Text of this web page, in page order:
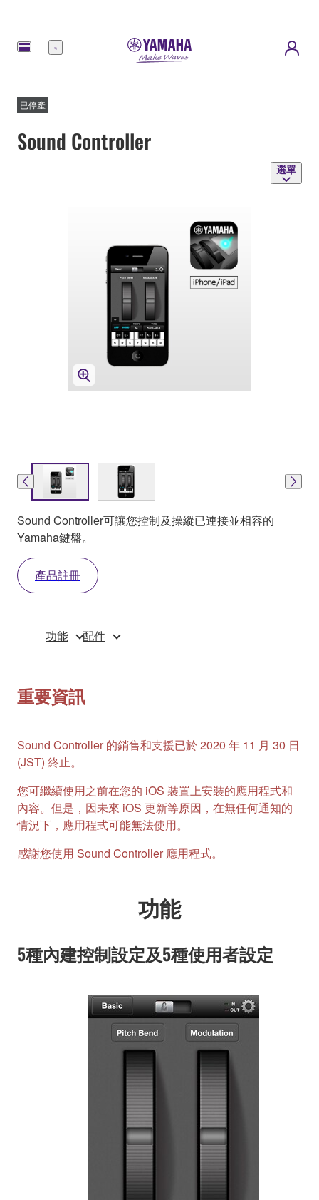
選
已停產
Sound Controller
選單
Sound Controller可讓您控制及操縱已連接並相容的
Yamaha鍵盤。
產品註冊
功能 配件
重要資訊
Sound Controller 的銷售和支援已於 2020 年 11 月 30 日
(JST) 終止。
您可繼續使用之前在您的 iOS 裝置上安裝的應用程式和
內容。但是，因未來 iOS 更新等原因，在無任何通知的
情況下，應用程式可能無法使用。
感謝您使用 Sound Controller 應用程式。
功能
5種內建控制設定及5種使用者設定